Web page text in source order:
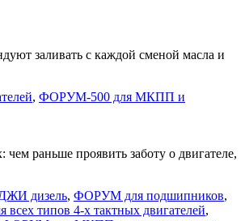
заливать с каждой сменой масла и
, ФОРУМ-500 для МКПП и
раньше проявить заботу о двигателе,
дизель, ФОРУМ для подшипников,
типов 4-х тактных двигателей,